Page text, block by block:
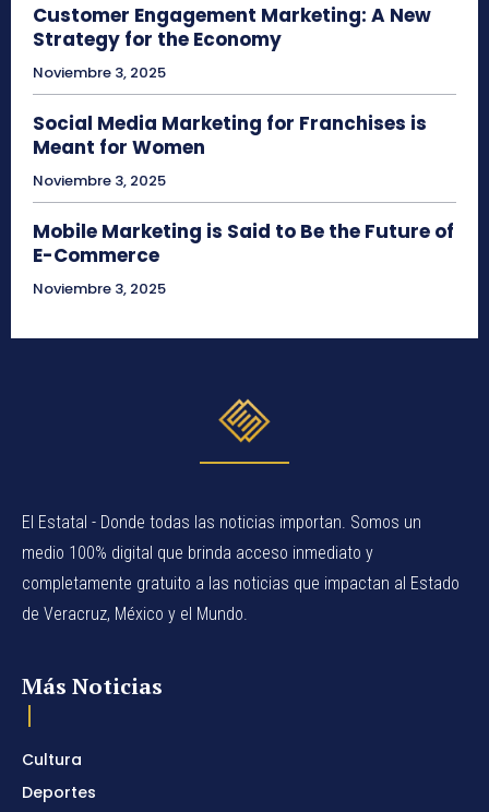
Customer Engagement Marketing: A New
Strategy for the Economy
Noviembre 3, 2025
Social Media Marketing for Franchises is
Meant for Women
Noviembre 3, 2025
Mobile Marketing is Said to Be the Future of
E-Commerce
Noviembre 3, 2025
El Estatal - Donde todas las noticias importan. Somos un
medio 100% digital que brinda acceso inmediato y
completamente gratuito a las noticias que impactan al Estado
de Veracruz, México y el Mundo.
Más Noticias
Cultura
Deportes